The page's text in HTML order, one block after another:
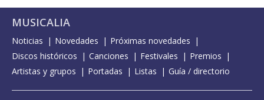
MUSICALIA
Noticias Novedades
Próximas novedades
Discos históricos
Canciones Festivales
Premios
Artistas y grupos
Portadas Listas Guía / directorio